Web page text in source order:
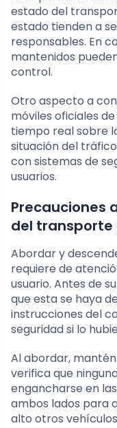
estado del
estado tienden a
responsables. En
mantenidos
control.
Otro aspecto a
móviles oficiales
tiempo real sobre
situación del
con sistemas de
usuarios.
Precauciones
del transporte
Abordar y
requiere de
usuario. Antes de
que esta se haya
instrucciones del
seguridad si lo
Al abordar,
verifica que
engancharse en
ambos lados para
alto otros